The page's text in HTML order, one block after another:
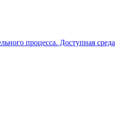
процесса. Доступная среда